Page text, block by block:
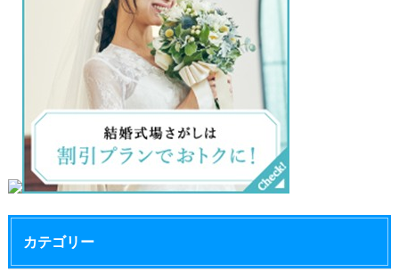
カテゴリー